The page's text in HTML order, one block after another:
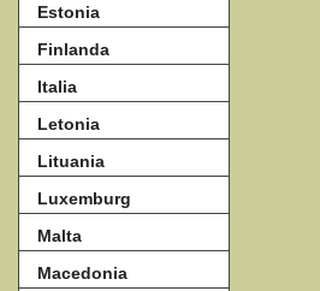
Estonia
Finlanda
Italia
Letonia
Lituania
Luxemburg
Malta
Macedonia